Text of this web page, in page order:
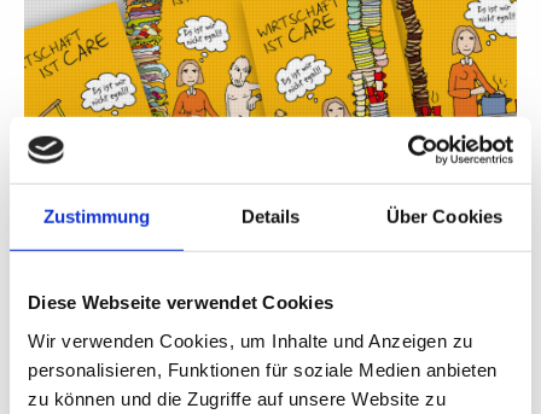
Zustimmung Details Über Cookies
Diese Webseite verwendet Cookies
Wir verwenden Cookies, um Inhalte und Anzeigen zu
personalisieren, Funktionen für soziale Medien anbieten
zu können und die Zugriffe auf unsere Website zu
verantwortlich für den Inhalt:
Jatho Design